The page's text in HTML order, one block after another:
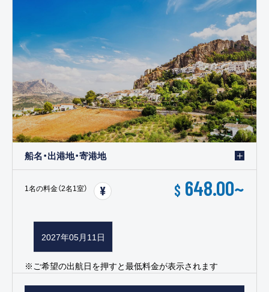
船名・出港地・寄港地
1名の料金（2名1室） $ 648.00~
2027年05月11日
※ご希望の出航日を押すと最低料金が表示されます